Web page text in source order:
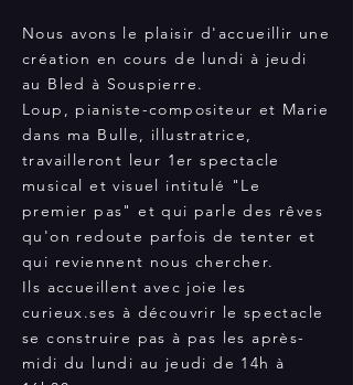
Nous avons le plaisir d'accueillir une
création en cours de lundi à jeudi
au Bled à Souspierre.
Loup, pianiste-compositeur et Marie
dans ma Bulle, illustratrice,
travailleront leur 1er spectacle
musical et visuel intitulé "Le
premier pas" et qui parle des rêves
qu'on redoute parfois de tenter et
qui reviennent nous chercher.
Ils accueillent avec joie les
curieux.ses à découvrir le spectacle
se construire pas à pas les après-
midi du lundi au jeudi de 14h à